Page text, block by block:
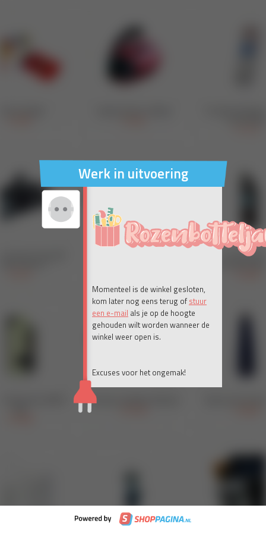
Werk in uitvoering
Momenteel is de winkel gesloten,
kom later nog eens terug of stuur
een e-mail als je op de hoogte
gehouden wilt worden wanneer de
winkel weer open is.
Excuses voor het ongemak!